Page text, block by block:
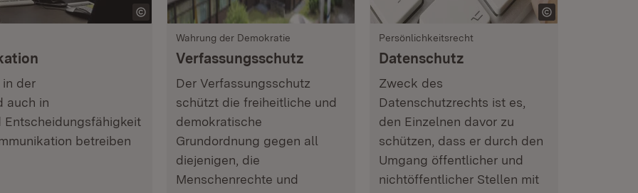
der
auch in
Entscheidungsfähigkeit
betreiben
Wahrung der Demokratie
Verfassungsschutz
Der Verfassungsschutz
schützt die freiheitliche und
demokratische
Grundordnung gegen all
diejenigen, die
Menschenrechte und
Persönlichkeitsrecht
Datenschutz
Zweck des
Datenschutzrechts ist es,
den Einzelnen davor zu
schützen, dass er durch den
Umgang öffentlicher und
nichtöffentlicher Stellen mit